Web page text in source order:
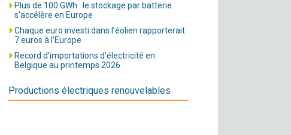
Plus de 100 GWh : le stockage par batterie
s’accélère en Europe
Chaque euro investi dans l’éolien rapporterait
7 euros à l’Europe
Record d’importations d’électricité en
Belgique au printemps 2026
Productions électriques renouvelables